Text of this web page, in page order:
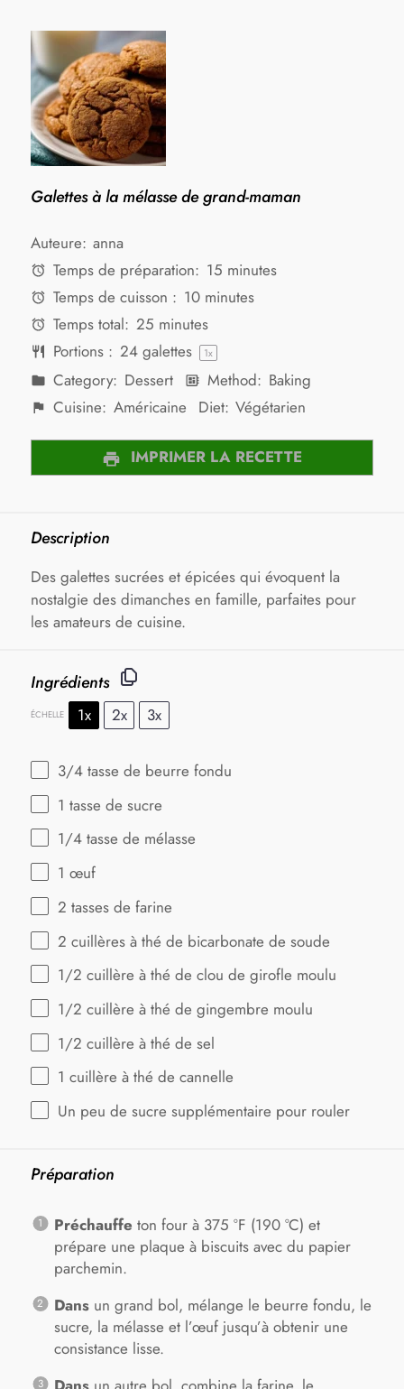
Galettes à la mélasse de grand-maman
Auteure: anna
Temps de préparation: 15 minutes
Temps de cuisson : 10 minutes
Temps total: 25 minutes
Portions : 24galettes 1x
Category: Dessert Method: Baking
Cuisine: Américaine Diet: Végétarien
IMPRIMER LA RECETTE
Description
Des galettes sucrées et épicées qui évoquent la
nostalgie des dimanches en famille, parfaites pour
les amateurs de cuisine.
Ingrédients
ÉCHELLE 1x 2x 3x
3/4 tasse de beurre fondu
1 tasse de sucre
1/4 tasse de mélasse
1 œuf
2 tasses de farine
2 cuillères à thé de bicarbonate de soude
1/2 cuillère à thé de clou de girofle moulu
1/2 cuillère à thé de gingembre moulu
1/2 cuillère à thé de sel
1 cuillère à thé de cannelle
Un peu de sucre supplémentaire pour rouler
Préparation
Préchauffe ton four à 375 °F (190 °C) et
prépare une plaque à biscuits avec du papier
parchemin.
Dansun grand bol, mélange le beurre fondu, le
sucre, la mélasse et l’œuf jusqu’à obtenir une
consistance lisse.